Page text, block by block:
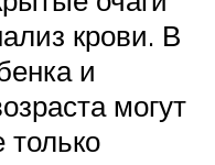
крови. В
и
могут